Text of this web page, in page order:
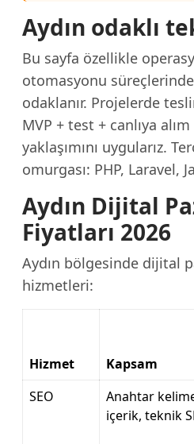
Aydın odaklı
Bu sayfa özellikle
otomasyonu süreçlerinde
odaklanır. Projelerde
MVP + test + canlıya
yaklaşımını uygularız.
omurgası: PHP, Laravel,
Aydın Dijital
Fiyatları 2026
Aydın bölgesinde dijital
hizmetleri:
Hizmet Kapsam
SEO
Anahtar
içerik, teknik